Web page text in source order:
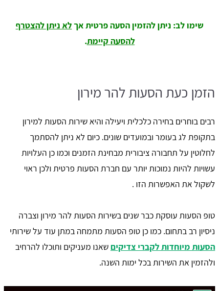
שימו לב: ניתן להזמין הסעה פרטית אךלא ניתן להצטרף
להסעה קיימת.
הזמן כעת הסעות להר מירון
רבים בוחרים בחירה כלכלית ויעילה והיא שירות הסעות למירון
בתקופת לג בעומר ובמועדים שונים. כיום לא ניתן להסתמך
לחלוטין על תחבורה ציבורית מבחינת הזמנים וכמו כן העלויות
עשויות להיות נמוכות יותר עם חברת הסעות פרטית ולכן ראוי
לשקול את האפשרות הזו .
טופ הסעות עוסקת כבר שנים בשירות הסעות להר מירון וצברה
ניסיון רב בתחום. כמו כן טופ הסעות מתמחה במתן עוד על שירותי
הסעות מיוחדות לקברי צדיקים שאנו מעניקים ותוכלו להרחיב
ולהזמין את השירות בכל ימות השנה.